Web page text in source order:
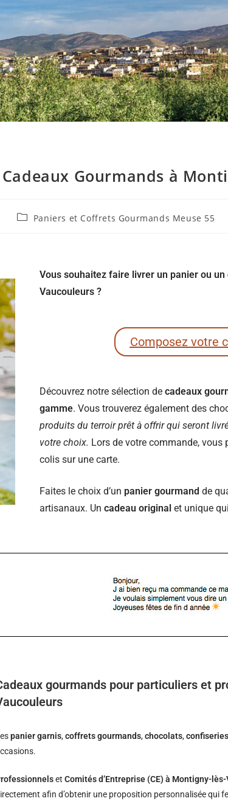
Gourmands à
Paniers et Coffrets Gourmands Meuse 55
Vous souhaitez faire livrer un panier ou
Vaucouleurs ?
Composez votre
Découvrez notre sélection de cadeaux
gamme. Vous trouverez également des
produits du terroir prêt à offrir qui seront
votre choix. Lors de votre commande,
colis sur une carte.
Faites le choix d’un panier gourmand de
artisanaux. Un cadeau original et unique
gourmands pour particuliers et
panier garnis,coffrets gourmands,chocolats,
etComités d’Entreprise (CE) à Montigny-
afin d’obtenir une proposition personnalisée qui